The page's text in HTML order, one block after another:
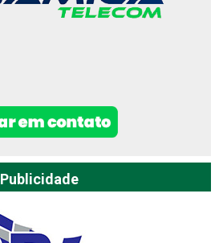
Publicidade